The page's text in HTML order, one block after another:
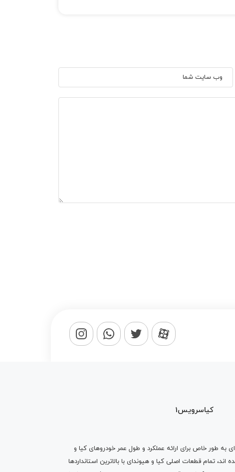
کیاسرویس1
به طور خاص برای ارائه عملکرد و طول عمر خودروهای کیا و
تمام قطعات اصلی کیا و هیوندای با بالاترین استانداردها